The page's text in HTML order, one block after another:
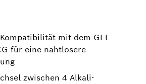
mit dem GLL
für eine nahtlosere
zwischen 4 Alkali-